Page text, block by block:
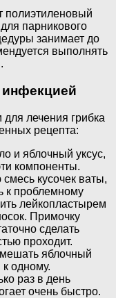
полиэтиленовый
парникового
занимает до
выполнять
инфекцией
лечения грибка
рецепта:
и яблочный уксус,
компоненты.
кусочек ваты,
к проблемному
лейкопластырем
Примочку
сделать
проходит.
яблочный
одному.
раз в день
очень быстро.